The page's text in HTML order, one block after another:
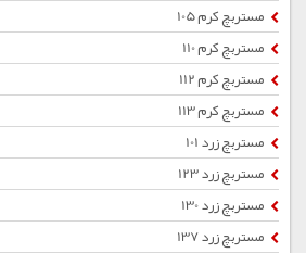
مستربچ کرم 105
مستربچ کرم 110
مستربچ کرم 112
مستربچ کرم 113
مستربچ زرد 101
مستربچ زرد 123
مستربچ زرد 130
مستربچ زرد 137